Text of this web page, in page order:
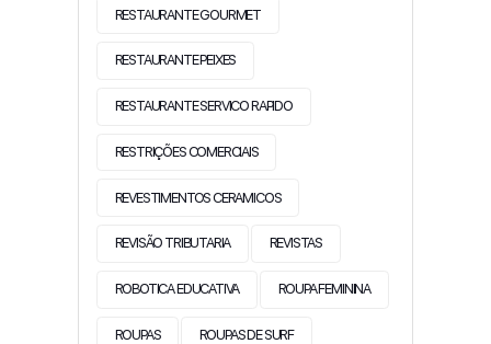
RESTAURANTE GOURMET
RESTAURANTE PEIXES
RESTAURANTE SERVICO RAPIDO
RESTRIÇÕES COMERCIAIS
REVESTIMENTOS CERAMICOS
REVISÃO TRIBUTARIA REVISTAS
ROBOTICA EDUCATIVA ROUPA FEMININA
ROUPAS ROUPAS DE SURF